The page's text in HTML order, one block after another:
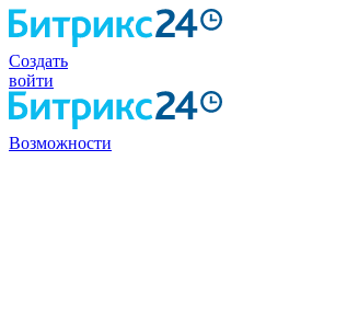
Создать
войти
Возможности